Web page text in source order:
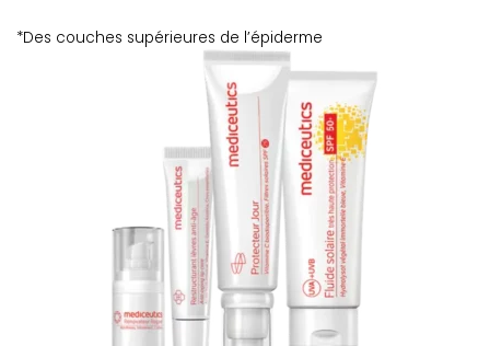
*Des couches supérieures de l’épiderme